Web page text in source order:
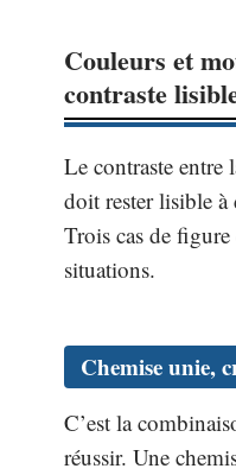
Couleurs et
contraste
Le contraste entre
doit rester lisible à
Trois cas de
situations.
Chemise unie,
C’est la
réussir. Une